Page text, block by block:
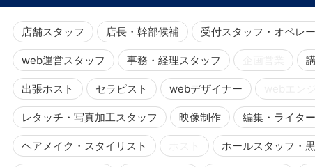
店舗スタッフ 店長・幹部候補 受付スタッフ・オペレ
web運営スタッフ 事務・経理スタッフ
出張ホスト セラピスト webデザイナー
レタッチ・写真加工スタッフ 映像制作 編集・ライター
ヘアメイク・スタイリスト ホールスタッフ・